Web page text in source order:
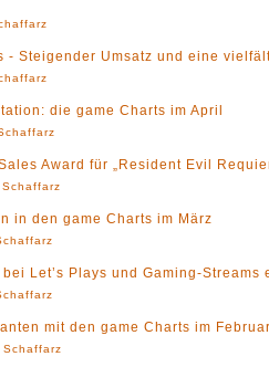
- Steigender Umsatz und eine
die game Charts im April
Award für „Resident Evil
in den game Charts im März
Let’s Plays und Gaming-Streams
mit den game Charts im Februar
Schaffarz